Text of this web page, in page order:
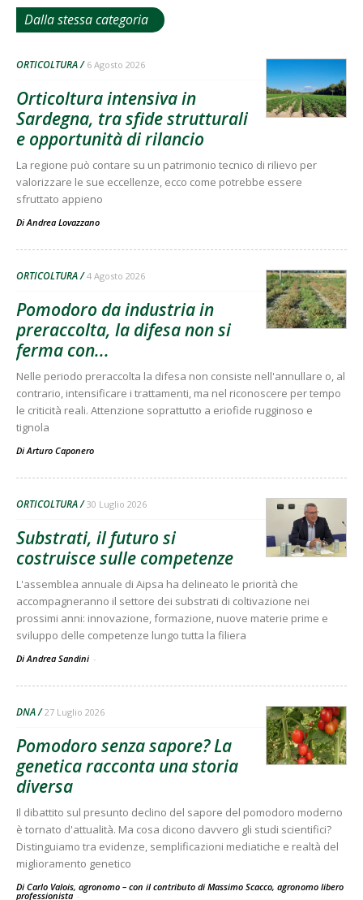
Dalla stessa categoria
ORTICOLTURA 6 Agosto 2026
Orticoltura intensiva in
Sardegna, tra sfide strutturali
e opportunità di rilancio
La regione può contare su un patrimonio tecnico di rilievo per
valorizzare le sue eccellenze, ecco come potrebbe essere
sfruttato appieno
DiAndrea Lovazzano
ORTICOLTURA 4 Agosto 2026
Pomodoro da industria in
preraccolta, la difesa non si
ferma con...
Nelle periodo preraccolta la difesa non consiste nell'annullare o, al
contrario, intensificare i trattamenti, ma nel riconoscere per tempo
le criticità reali. Attenzione soprattutto a eriofide rugginoso e
tignola
DiArturo Caponero
ORTICOLTURA 30 Luglio 2026
Substrati, il futuro si
costruisce sulle competenze
L'assemblea annuale di Aipsa ha delineato le priorità che
accompagneranno il settore dei substrati di coltivazione nei
prossimi anni: innovazione, formazione, nuove materie prime e
sviluppo delle competenze lungo tutta la filiera
Di Andrea Sandini -
DNA 27 Luglio 2026
Pomodoro senza sapore? La
genetica racconta una storia
diversa
Il dibattito sul presunto declino del sapore del pomodoro moderno
è tornato d'attualità. Ma cosa dicono davvero gli studi scientifici?
Distinguiamo tra evidenze, semplificazioni mediatiche e realtà del
miglioramento genetico
Di Carlo Valois, agronomo – con il contributo di Massimo Scacco, agronomo libero
professionista -